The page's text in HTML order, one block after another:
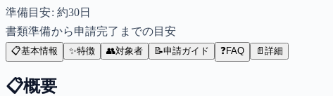
準備目安: 約30日
書類準備から申請完了までの目安
📋基本情報 ✨特徴 👥対象者 📝申請ガイド ❓FAQ 📄 詳細
📋概要